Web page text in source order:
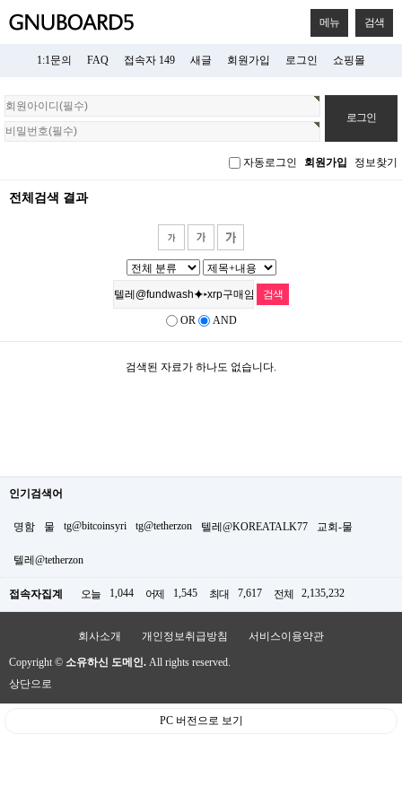
메뉴 검색
1:1문의 FAQ 접속자 149 새글 회원가입 로그인 쇼핑몰
회
원
로
자동로그인 회원가입 정보찾기
전체검색 결과
OR AND
검색된 자료가 하나도 없습니다.
인기검색어
명함 물 tg@bitcoinsyri tg@tetherzon 텔레@KOREATALK77 교회-물
텔레@tetherzon
접속자집계 오늘 1,044 어제 1,545 최대 7,617 전체 2,135,232
회사소개 개인정보취급방침 서비스이용약관
Copyright © 소유하신 도메인. All rights reserved.
상단으로
PC 버전으로 보기